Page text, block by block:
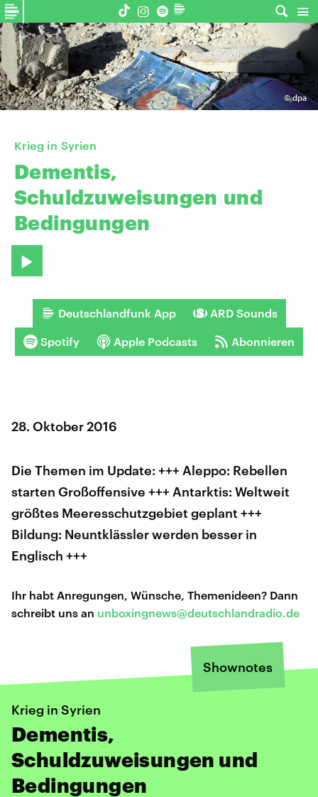
©dpa
​Krieg in Syrien
Dementis,
Schuldzuweisungen und
Bedingungen
Deutschlandfunk App ARD Sounds
Spotify Apple Podcasts Abonnieren
28. Oktober 2016
Die Themen im Update: +++ Aleppo: Rebellen
starten Großoffensive +++ Antarktis: Weltweit
größtes Meeresschutzgebiet geplant +++
Bildung: Neuntklässler werden besser in
Englisch +++
Ihr habt Anregungen, Wünsche, Themenideen? Dann
schreibt uns an unboxingnews@deutschlandradio.de
Shownotes
​Krieg in Syrien
Dementis,
Schuldzuweisungen und
Bedingungen